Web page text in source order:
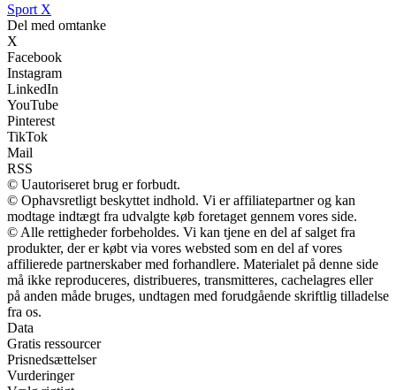
Sport X
Del med omtanke
X
Facebook
Instagram
LinkedIn
YouTube
Pinterest
TikTok
Mail
RSS
© Uautoriseret brug er forbudt.
© Ophavsretligt beskyttet indhold. Vi er affiliatepartner og kan
modtage indtægt fra udvalgte køb foretaget gennem vores side.
© Alle rettigheder forbeholdes. Vi kan tjene en del af salget fra
produkter, der er købt via vores websted som en del af vores
affilierede partnerskaber med forhandlere. Materialet på denne side
må ikke reproduceres, distribueres, transmitteres, cachelagres eller
på anden måde bruges, undtagen med forudgående skriftlig tilladelse
fra os.
Data
Gratis ressourcer
Prisnedsættelser
Vurderinger